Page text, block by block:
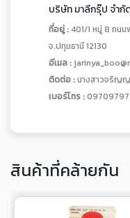
บริษัท มาลีกรุ๊ป จำกั
ที่อยู่ :401/1 หมู่ 8 ถน
จ.ปทุมธานี 12130
อีเมล :
ติดต่อ :นางสาวจริญ
เบอร์โทร :
สินค้าที่คล้ายกัน